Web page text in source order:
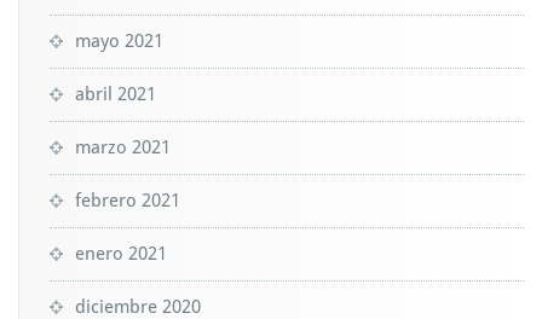
mayo 2021
abril 2021
marzo 2021
febrero 2021
enero 2021
diciembre 2020